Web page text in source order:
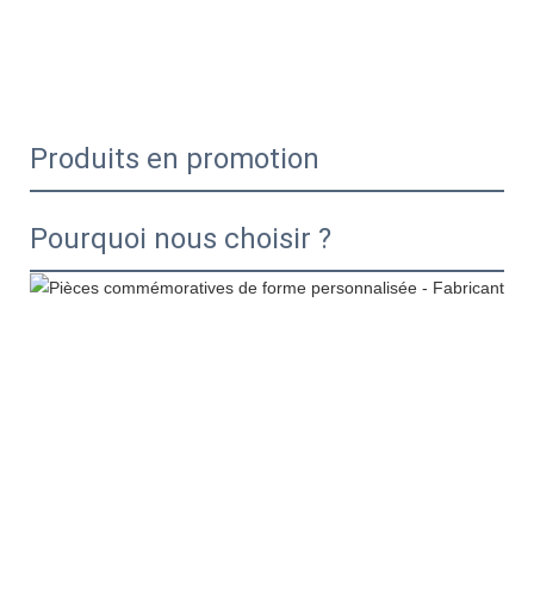
Produits en promotion
Pourquoi nous choisir ?